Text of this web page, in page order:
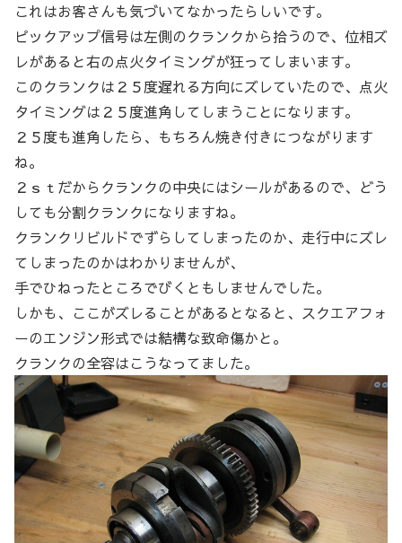
これはお客さんも気づいてなかったらしいです。
ピックアップ信号は左側のクランクから拾うので、位相ズ
レがあると右の点火タイミングが狂ってしまいます。
このクランクは２５度遅れる方向にズレていたので、点火
タイミングは２５度進角してしまうことになります。
２５度も進角したら、もちろん焼き付きにつながります
ね。
２ｓｔだからクランクの中央にはシールがあるので、どう
しても分割クランクになりますね。
クランクリビルドでずらしてしまったのか、走行中にズレ
てしまったのかはわかりませんが、
手でひねったところでびくともしませんでした。
しかも、ここがズレることがあるとなると、スクエアフォ
ーのエンジン形式では結構な致命傷かと。
クランクの全容はこうなってました。